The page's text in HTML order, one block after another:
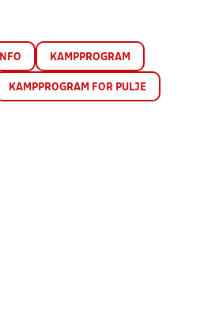
INFO KAMPPROGRAM
KAMPPROGRAM FOR PULJE